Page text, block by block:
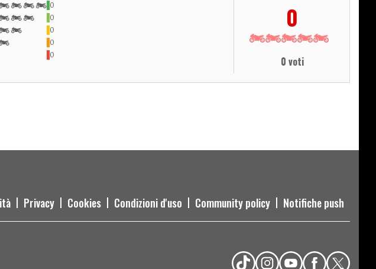
0
0
0
0
0
0
0 voti
Privacy Cookies Condizioni d'uso Community policy Notifiche push